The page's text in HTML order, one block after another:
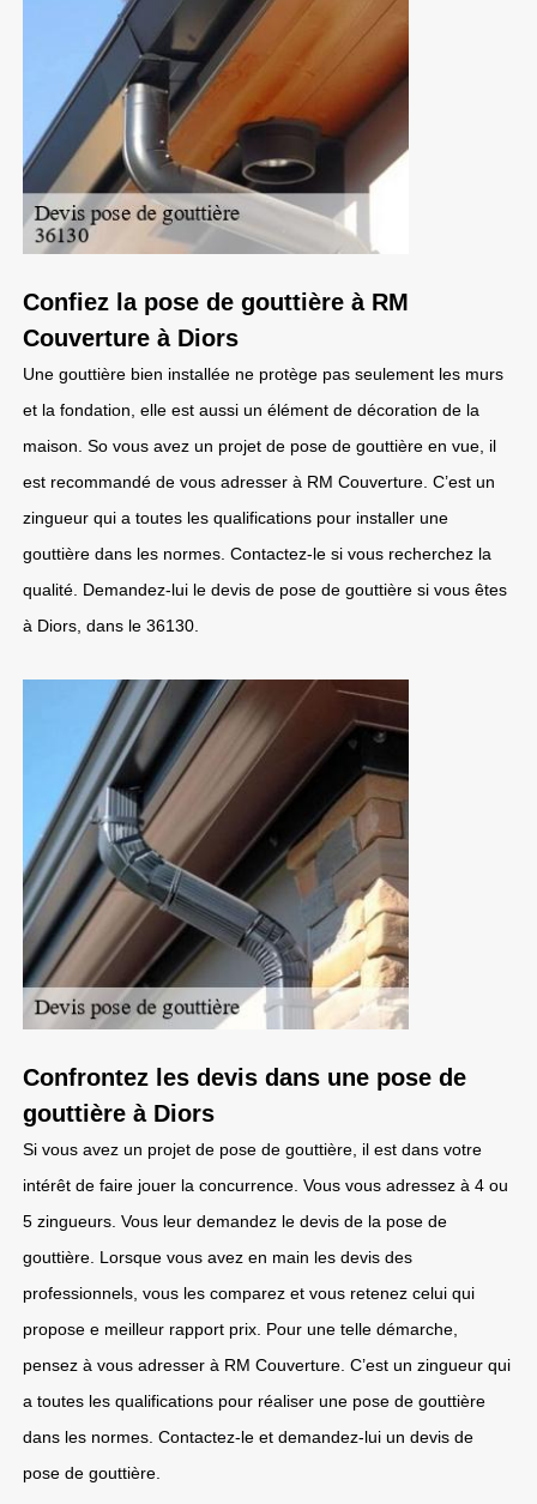
Confiez la pose de gouttière à RM
Couverture à Diors
Une gouttière bien installée ne protège pas seulement les murs
et la fondation, elle est aussi un élément de décoration de la
maison. So vous avez un projet de pose de gouttière en vue, il
est recommandé de vous adresser à RM Couverture. C’est un
zingueur qui a toutes les qualifications pour installer une
gouttière dans les normes. Contactez-le si vous recherchez la
qualité. Demandez-lui le devis de pose de gouttière si vous êtes
à Diors, dans le 36130.
Confrontez les devis dans une pose de
gouttière à Diors
Si vous avez un projet de pose de gouttière, il est dans votre
intérêt de faire jouer la concurrence. Vous vous adressez à 4 ou
5 zingueurs. Vous leur demandez le devis de la pose de
gouttière. Lorsque vous avez en main les devis des
professionnels, vous les comparez et vous retenez celui qui
propose e meilleur rapport prix. Pour une telle démarche,
pensez à vous adresser à RM Couverture. C’est un zingueur qui
a toutes les qualifications pour réaliser une pose de gouttière
dans les normes. Contactez-le et demandez-lui un devis de
pose de gouttière.